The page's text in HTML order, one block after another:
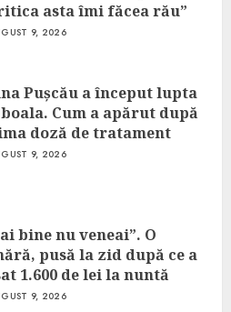
asta îmi făcea rău”
9, 2026
Pușcău a început lupta
Cum a apărut după
doză de tratament
9, 2026
bine nu veneai”. O
pusă la zid după ce a
1.600 de lei la nuntă
9, 2026